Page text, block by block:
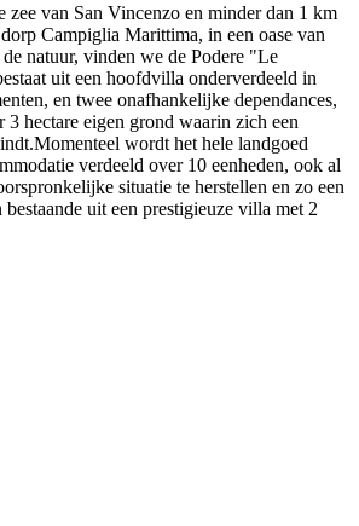
zee van San Vincenzo en minder dan 1 km
Campiglia Marittima, in een oase van
natuur, vinden we de Podere "Le
uit een hoofdvilla onderverdeeld in
en twee onafhankelijke dependances,
3 hectare eigen grond waarin zich een
wordt het hele landgoed
verdeeld over 10 eenheden, ook al
situatie te herstellen en zo een
uit een prestigieuze villa met 2